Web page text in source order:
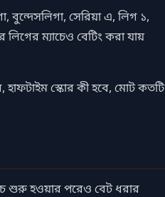
বুন্দেসলিগা, সেরিয়া এ, লিগ ১,
লিগের ম্যাচেও বেটিং করা যায়
হাফটাইম স্কোর কী হবে, মোট কতটি
শুরু হওয়ার পরেও বেট ধরার